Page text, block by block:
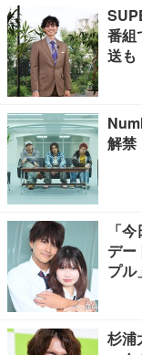
番組
送も
解禁
「
デー
プル
杉浦